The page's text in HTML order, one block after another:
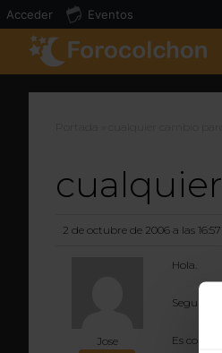
2 de octubre de 2006 a las 16:57
Jose
Hola.
Es
Acceder Eventos